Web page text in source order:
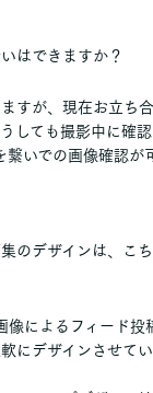
はできますか？
すが、現在お立ち
しても撮影中に確
繋いでの画像確認が
のデザインは、こ
像によるフィード投
にデザインさせてい